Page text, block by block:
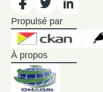
Propulsé par
À propos